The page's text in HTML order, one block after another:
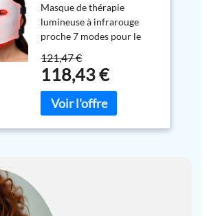
infrarouge proche -
Luminothérapie
bleue, rouge pour le
visage - 456 LED -
Outil de soin pour les
rides, anti-âge
Masque de thérapie
lumineuse à infrarouge
proche 7 modes pour le
couleurs telles que les
lumières rouge et bleue,
chacune ajoutée avec NIR
pour une régénération plus
luminothérapie faciale :
Avec 456 LED réparties sur
121,47 €
118,43 €